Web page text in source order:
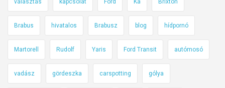
á
g
á
t
ó
t
é
l
i
k
választás kapcsolat Ford Ka Brixton
Brabus hivatalos Brabusz blog hídpornó
Martorell Rudolf Yaris Ford Transit autómosó
vadász gördeszka carspotting gólya